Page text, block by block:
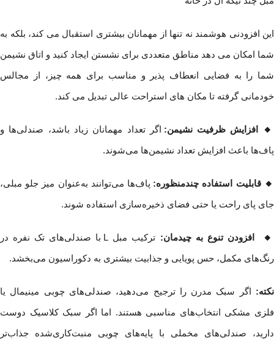
این افزودنی هوشمند نه تنها از مهمانان بیشتری استقبال می کند، بلکه به
شما امکان می دهد مناطق متعددی برای نشستن ایجاد کنید و اتاق نشیمن
شما را به فضایی انعطاف پذیر و مناسب برای همه چیز، از مجالس
خودمانی گرفته تا مکان های استراحت عالی تبدیل می کند.
🔸 افزایش ظرفیت نشیمن: اگر تعداد مهمانان زیاد باشد، صندلی‌ها و
پاف‌ها باعث افزایش تعداد نشیمن‌ها می‌شوند.
🔸 قابلیت استفاده چندمنظوره: پاف‌ها می‌توانند به‌عنوان میز جلو مبلی،
جای پای راحت یا حتی فضای ذخیره‌سازی استفاده شوند.
🔸 افزودن تنوع به چیدمان:
ترکیب مبل L با صندلی‌های تک نفره در
رنگ‌های مکمل، حس پویایی و جذابیت بیشتری به دکوراسیون می‌بخشد.
نکته: اگر سبک مدرن را ترجیح می‌دهید، صندلی‌های چوبی مینیمال یا
فلزی مشکی انتخاب‌های مناسبی هستند. اما اگر سبک کلاسیک دوست
دارید، صندلی‌های مخملی با پایه‌های چوبی منبت‌کاری‌شده جذاب‌تر